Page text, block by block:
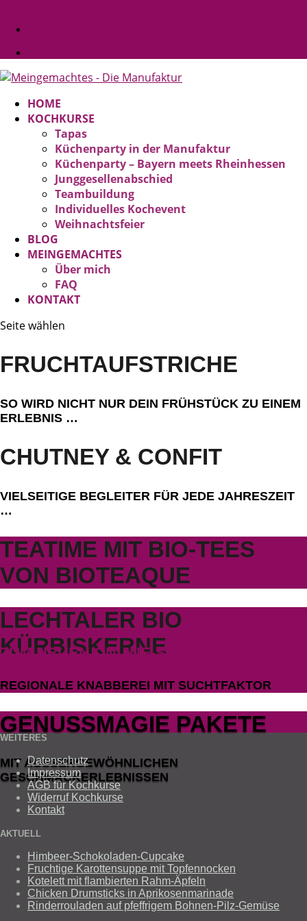
HOME
KOCHKURSE
Tapas
Küchenparty in der Manufaktur
Küchenparty – Bayern meets Rheinhessen
Junggesellenabschied
Teambuildung
Individuelles Kochevent
Weihnachtsfeier
BLOG
MEINGEMACHTES
Über mich
FAQ
KONTAKT
Seite wählen
FRUCHTAUFSTRICHE
SO WIRD NICHT NUR DEIN FRÜHSTÜCK ZU EINEM
ERLEBNIS …
CHUTNEY & CONFIT
VIELSEITIGE BEGLEITER FÜR JEDE JAHRESZEIT
…
TEATIME MIT BIO-TEES
VON BIOTEAQUE
LECHTALER BIO
KÜRBISKERNE
REGIONALE KNABBEREI MIT SUCHTFAKTOR
GENUSSMAGIE PAKETE
MIT AUSSERGEWÖHNLICHEN G
ESCHMACKERLEBNISSEN
ZUM NEUEN ONLINE-SHOP BITTE HIER
WEITERES
Datenschutz
Impressum
AGB für Kochkurse
Widerruf Kochkurse
Kontakt
AKTUELL
Himbeer-Schokoladen-Cupcake
Fruchtige Karottensuppe mit Topfennocken
Kotelett mit flambierten Rahm-Äpfeln
Chicken Drumsticks in Aprikosenmarinade
Rinderrouladen auf pfeffrigem Bohnen-Pilz-Gemüse